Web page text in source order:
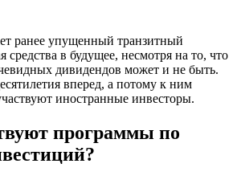
ранее упущенный транзитный
средства в будущее, несмотря на то, что
дивидендов может и не быть.
вперед, а потому к ним
иностранные инвесторы.
программы по